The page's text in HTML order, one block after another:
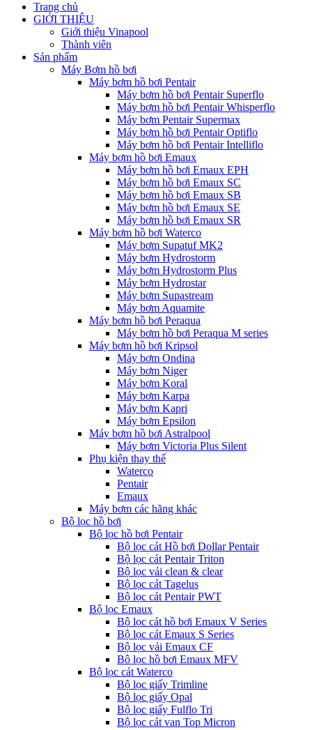
Trang chủ
GIỚI THIỆU
Giới thiệu Vinapool
Thành viên
Sản phẩm
Máy Bơm hồ bơi
Máy bơm hồ bơi Pentair
Máy bơm hồ bơi Pentair Superflo
Máy bơm hồ bơi Pentair Whisperflo
Máy bơm Pentair Supermax
Máy bơm hồ bơi Pentair Optiflo
Máy bơm hồ bơi Pentair Intelliflo
Máy bơm hồ bơi Emaux
Máy bơm hồ bơi Emaux EPH
Máy bơm hồ bơi Emaux SC
Máy bơm hồ bơi Emaux SB
Máy bơm hồ bơi Emaux SE
Máy bơm hồ bơi Emaux SR
Máy bơm hồ bơi Waterco
Máy bơm Supatuf MK2
Máy bơm Hydrostorm
Máy bơm Hydrostorm Plus
Máy bơm Hydrostar
Máy bơm Supastream
Máy bơm Aquamite
Máy bơm hồ bơi Peraqua
Máy bơm hồ bơi Peraqua M series
Máy bơm hồ bơi Kripsol
Máy bơm Ondina
Máy bơm Niger
Máy bơm Koral
Máy bơm Karpa
Máy bơm Kapri
Máy bơm Epsilon
Máy bơm hồ bơi Astralpool
Máy bơm Victoria Plus Silent
Phụ kiện thay thế
Waterco
Pentair
Emaux
Máy bơm các hãng khác
Bộ lọc hồ bơi
Bộ lọc hồ bơi Pentair
Bộ lọc cát Hồ bơi Dollar Pentair
Bộ lọc cát Pentair Triton
Bộ lọc vải clean & clear
Bộ lọc cát Tagelus
Bộ lọc cát Pentair PWT
Bộ lọc Emaux
Bộ lọc cát hồ bơi Emaux V Series
Bộ lọc cát Emaux S Series
Bộ lọc vải Emaux CF
Bô lọc hồ bơi Emaux MFV
Bộ lọc cát Waterco
Bộ lọc giấy Trimline
Bộ lọc giấy Opal
Bộ lọc giấy Fulflo Tri
Bộ lọc cát van Top Micron